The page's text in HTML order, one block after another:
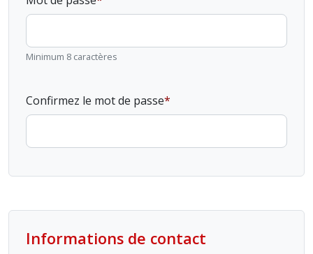
Minimum 8 caractères
Confirmez le mot de passe
Informations de contact